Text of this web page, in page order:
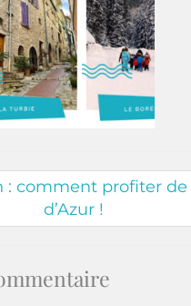
: comment profiter de
d’Azur !